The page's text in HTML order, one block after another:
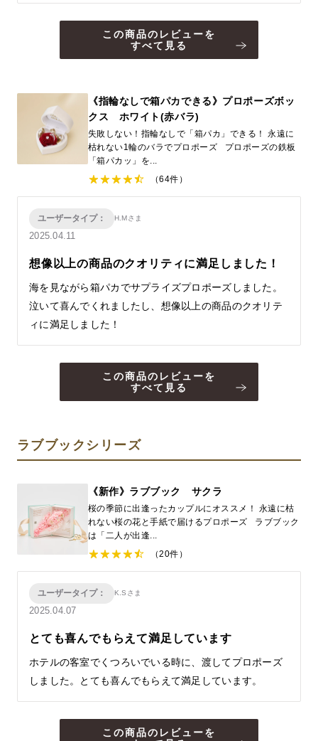
この商品のレビューを
すべて見る
《指輪なしで箱パカできる》プロポーズボッ
クス ホワイト(赤バラ)
失敗しない！指輪なしで「箱パカ」できる！ 永遠に
枯れない1輪のバラでプロポーズ プロポーズの鉄板
「箱パカッ」を...
（64件）
ユーザータイプ： H.Mさま
2025.04.11
想像以上の商品のクオリティに満足しました！
海を見ながら箱パカでサプライズプロポーズしました。
泣いて喜んでくれましたし、想像以上の商品のクオリテ
ィに満足しました！
この商品のレビューを
すべて見る
ラブブックシリーズ
《新作》ラブブック サクラ
桜の季節に出逢ったカップルにオススメ！ 永遠に枯
れない桜の花と手紙で届けるプロポーズ ラブブック
は「二人が出逢...
（20件）
ユーザータイプ： K.Sさま
2025.04.07
とても喜んでもらえて満足しています
ホテルの客室でくつろいでいる時に、渡してプロポーズ
しました。とても喜んでもらえて満足しています。
この商品のレビューを